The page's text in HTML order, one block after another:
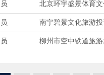
北京环宇盛景体育文
南宁碧景文化旅游
柳州市空中铁道旅游